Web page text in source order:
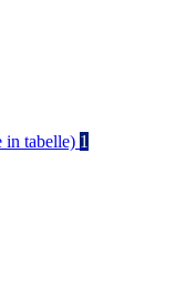
in tabelle) 1